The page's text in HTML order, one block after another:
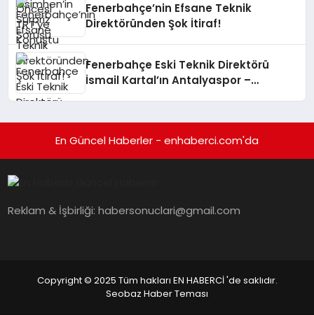
Fenerbahçe’nin Efsane Teknik
Direktöründen Şok İtiraf!
Fenerbahçe Eski Teknik Direktörü
İsmail Kartal’ın Antalyaspor –
En Güncel Haberler - enhaberci.com'da
Reklam & İşbirliği:habersonuclari@gmail.com
Copyright © 2025 Tüm hakları EN HABERCİ 'de saklıdır.
Seobaz Haber Teması